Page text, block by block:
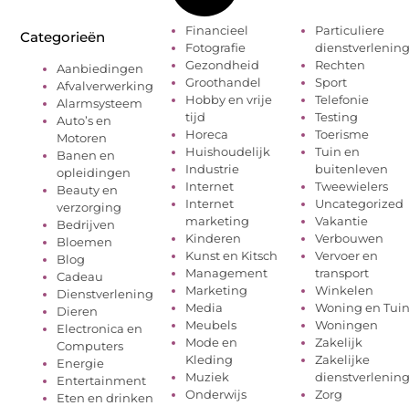
Categorieën
Aanbiedingen
Afvalverwerking
Alarmsysteem
Auto’s en
Motoren
Banen en
opleidingen
Beauty en
verzorging
Bedrijven
Bloemen
Blog
Cadeau
Dienstverlening
Dieren
Electronica en
Computers
Energie
Entertainment
Eten en drinken
Financieel
Fotografie
Gezondheid
Groothandel
Hobby en vrije
tijd
Horeca
Huishoudelijk
Industrie
Internet
Internet
marketing
Kinderen
Kunst en Kitsch
Management
Marketing
Media
Meubels
Mode en
Kleding
Muziek
Onderwijs
Particuliere
dienstverlening
Rechten
Sport
Telefonie
Testing
Toerisme
Tuin en
buitenleven
Tweewielers
Uncategorized
Vakantie
Verbouwen
Vervoer en
transport
Winkelen
Woning en Tuin
Woningen
Zakelijk
Zakelijke
dienstverlening
Zorg